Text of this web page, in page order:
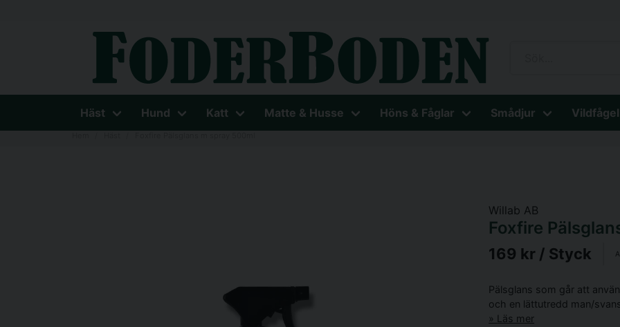
Häst Hund Katt Matte & Husse Höns & Fåglar Smådjur
Willab AB
Foxfire
169 kr / Styck
Pälsglans som går att
och en lättutredd man/
Läs mer